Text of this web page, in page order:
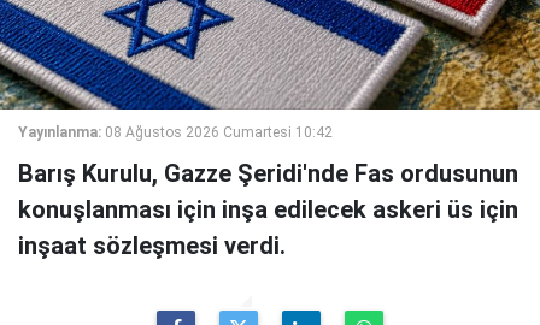
Yayınlanma: 08 Ağustos 2026 Cumartesi 10:42
Barış Kurulu, Gazze Şeridi'nde Fas ordusunun
konuşlanması için inşa edilecek askeri üs için
inşaat sözleşmesi verdi.